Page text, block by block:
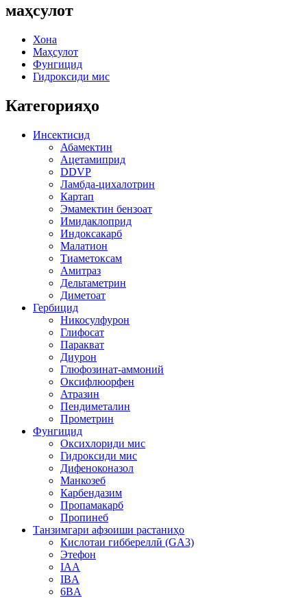
маҳсулот
Хона
Маҳсулот
Фунгицид
Гидроксиди мис
Категорияҳо
Инсектисид
Абамектин
Ацетамиприд
DDVP
Ламбда-цихалотрин
Картап
Эмамектин бензоат
Имидаклоприд
Индоксакарб
Малатион
Тиаметоксам
Амитраз
Дельтаметрин
Диметоат
Гербицид
Никосулфурон
Глифосат
Паракват
Диурон
Глюфозинат-аммоний
Оксифлюорфен
Атразин
Пендиметалин
Прометрин
Фунгицид
Оксихлориди мис
Гидроксиди мис
Дифеноконазол
Манкозеб
Карбендазим
Пропамакарб
Пропинеб
Танзимгари афзоиши растаниҳо
Кислотаи гиббереллӣ (GA3)
Этефон
IAA
IBA
6BA